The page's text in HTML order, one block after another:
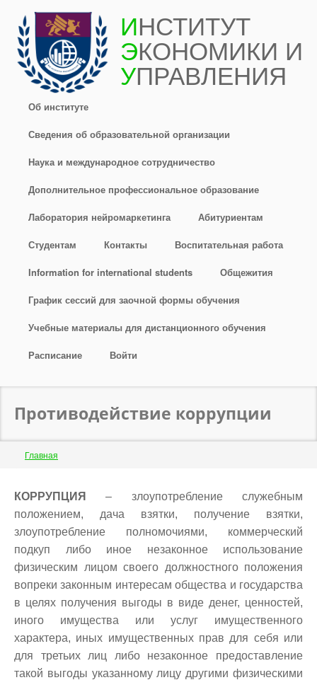
Перейти
основному
содержанию
ИНСТИТУТ
ЭКОНОМИКИ И
УПРАВЛЕНИЯ
Об институте
Сведения об образовательной организации
Наука и международное сотрудничество
Дополнительное профессиональное образование
Лаборатория нейромаркетинга Абитуриентам
Студентам Контакты Воспитательная работа
Information for international students Общежития
График сессий для заочной формы обучения
Учебные материалы для дистанционного обучения
Расписание Войти
Противодействие коррупции
Строка
навигации
Главная
Back
to
КОРРУПЦИЯ – злоупотребление служебным
положением, дача взятки, получение взятки,
злоупотребление полномочиями, коммерческий
подкуп либо иное незаконное использование
физическим лицом своего должностного положения
вопреки законным интересам общества и государства
в целях получения выгоды в виде денег, ценностей,
иного имущества или услуг имущественного
характера, иных имущественных прав для себя или
для третьих лиц либо незаконное предоставление
такой выгоды указанному лицу другими физическими